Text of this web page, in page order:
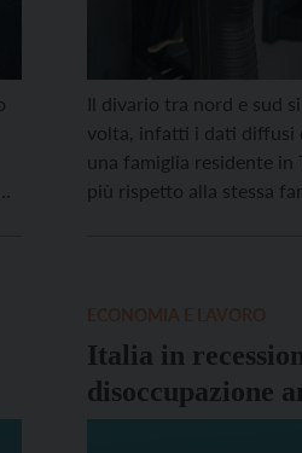
Il divario tra nord e sud
volta, infatti i dati diffusi
una famiglia residente in
più rispetto alla stessa
Italia in
disoccupazione